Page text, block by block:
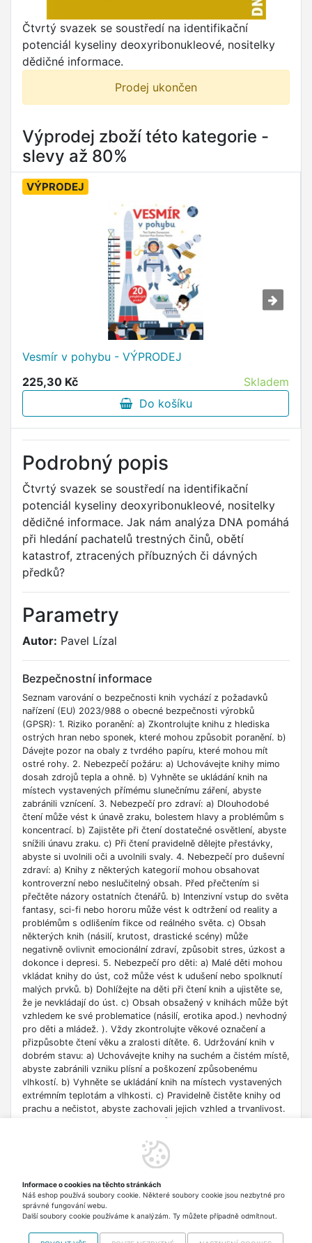
Čtvrtý svazek se soustředí na identifikační
potenciál kyseliny deoxyribonukleové, nositelky
dědičné informace.
Prodej ukončen
Výprodej zboží této kategorie -
slevy až 80%
VÝPRODEJ
Vesmír v pohybu - VÝPRODEJ
225,30 Kč
Skladem
Do košíku
Podrobný popis
Čtvrtý svazek se soustředí na identifikační
potenciál kyseliny deoxyribonukleové, nositelky
dědičné informace. Jak nám analýza DNA pomáhá
při hledání pachatelů trestných činů, obětí
katastrof, ztracených příbuzných či dávných
předků?
Parametry
Autor: Pavel Lízal
Bezpečnostní informace
Seznam varování o bezpečnosti knih vychází z požadavků
nařízení (EU) 2023/988 o obecné bezpečnosti výrobků
(GPSR): 1. Riziko poranění: a) Zkontrolujte knihu z hlediska
ostrých hran nebo sponek, které mohou způsobit poranění. b)
Dávejte pozor na obaly z tvrdého papíru, které mohou mít
ostré rohy. 2. Nebezpečí požáru: a) Uchovávejte knihy mimo
dosah zdrojů tepla a ohně. b) Vyhněte se ukládání knih na
místech vystavených přímému slunečnímu záření, abyste
zabránili vznícení. 3. Nebezpečí pro zdraví: a) Dlouhodobé
čtení může vést k únavě zraku, bolestem hlavy a problémům s
koncentrací. b) Zajistěte při čtení dostatečné osvětlení, abyste
snížili únavu zraku. c) Při čtení pravidelně dělejte přestávky,
abyste si uvolnili oči a uvolnili svaly. 4. Nebezpečí pro duševní
zdraví: a) Knihy z některých kategorií mohou obsahovat
kontroverzní nebo neslučitelný obsah. Před přečtením si
přečtěte názory ostatních čtenářů. b) Intenzivní vstup do světa
fantasy, sci-fi nebo hororu může vést k odtržení od reality a
problémům s odlišením fikce od reálného světa. c) Obsah
některých knih (násilí, krutost, drastické scény) může
negativně ovlivnit emocionální zdraví, způsobit stres, úzkost a
dokonce i depresi. 5. Nebezpečí pro děti: a) Malé děti mohou
vkládat knihy do úst, což může vést k udušení nebo spolknutí
malých prvků. b) Dohlížejte na děti při čtení knih a ujistěte se,
že je nevkládají do úst. c) Obsah obsažený v knihách může být
vzhledem ke své problematice (násilí, erotika apod.) nevhodný
pro děti a mládež. ). Vždy zkontrolujte věkové označení a
přizpůsobte čtení věku a zralosti dítěte. 6. Udržování knih v
dobrém stavu: a) Uchovávejte knihy na suchém a čistém místě,
abyste zabránili vzniku plísní a poškození způsobenému
vlhkostí. b) Vyhněte se ukládání knih na místech vystavených
extrémním teplotám a vlhkosti. c) Pravidelně čistěte knihy od
prachu a nečistot, abyste zachovali jejich vzhled a trvanlivost.
vzdělávací nebo profesní účely. b) Věnujte pozornost datu
vydání, protože znalosti v některých oblastech se rychle
zdrojů uvedených v knize buďte opatrní a dodržujte pravidla
bezpečnosti na síti. 8. Autorská práva: a) Dodržujte autorská
práva obsahu zpřístupněného v knize.
Informace o cookies na těchto stránkách
Náš eshop používá soubory cookie. Některé soubory cookie jsou nezbytné pro
správné fungování webu.
Další soubory cookie používáme k analýzám. Ty můžete případně odmítnout.